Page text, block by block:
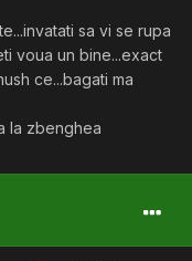
sa vi se rupa
voua un bine...exact
ce...bagati ma
la zbenghea